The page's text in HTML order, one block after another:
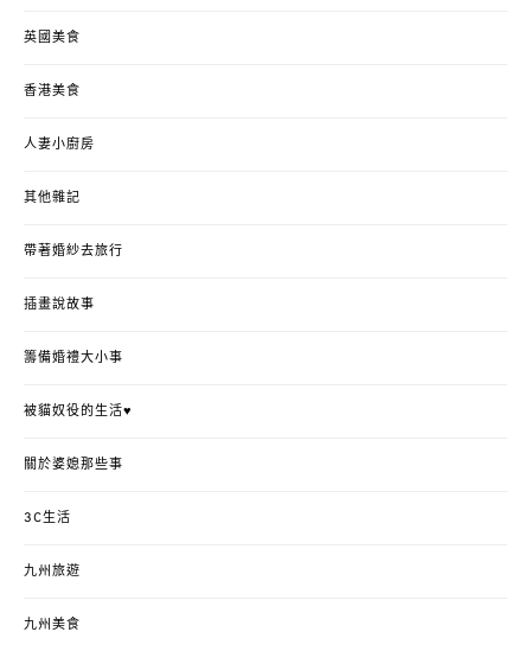
英國美食
香港美食
人妻小廚房
其他雜記
帶著婚紗去旅行
插畫說故事
籌備婚禮大小事
被貓奴役的生活♥
關於婆媳那些事
3C生活
九州旅遊
九州美食